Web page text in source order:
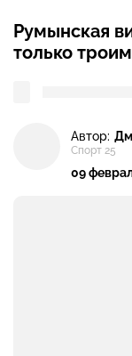
Румынская
только
Автор:
Спорт 25
09